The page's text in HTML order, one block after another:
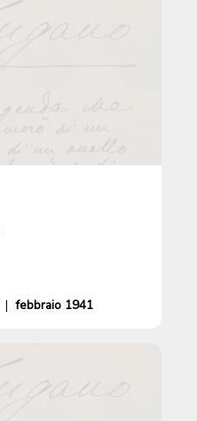
| febbraio 1941